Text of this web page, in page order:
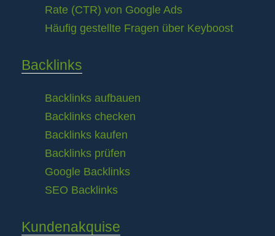
Rate (CTR) von Google Ads
Häufig gestellte Fragen über Keyboost
Backlinks
Backlinks aufbauen
Backlinks checken
Backlinks kaufen
Backlinks prüfen
Google Backlinks
SEO Backlinks
Kundenakquise